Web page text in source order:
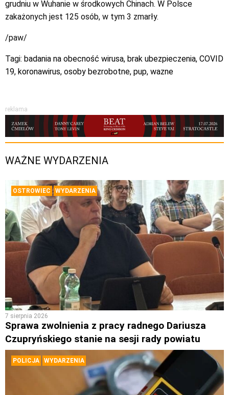
grudniu w Wuhanie w środkowych Chinach. W Polsce
zakażonych jest 125 osób, w tym 3 zmarły.
/paw/
Tagi: badania na obecność wirusa, brak ubezpieczenia, COVID
19, koronawirus, osoby bezrobotne, pup, wazne
reklama
WAŻNE WYDARZENIA
OSTROWIEC WYDARZENIA
7 sierpnia 2026
Sprawa zwolnienia z pracy radnego Dariusza
Czupryńskiego stanie na sesji rady powiatu
POLICJA WYDARZENIA